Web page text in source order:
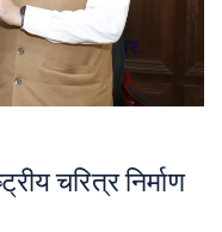
चरित्र निर्माण